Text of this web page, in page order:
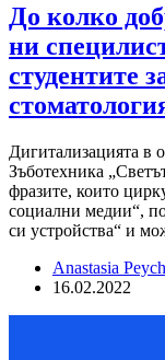
До колко
ни
студентите
Дигитализацията в
Зъботехника
фразите, които
социални медии“,
си устройства“ и
Anastasia
16.02.2022